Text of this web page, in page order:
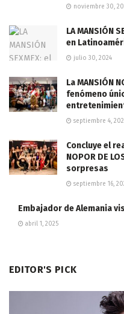
noviembre 30,
LA MANSIÓN
en
julio 30, 2024
La MANSIÓN
fenómeno
septiembre 4,
Concluye el
NOPOR DE
sorpresas
septiembre 16,
Embajador de Alemania
abril 1, 2025
EDITOR'S PICK